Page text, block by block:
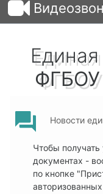
Новости
Чтобы
документах -
по кнопке